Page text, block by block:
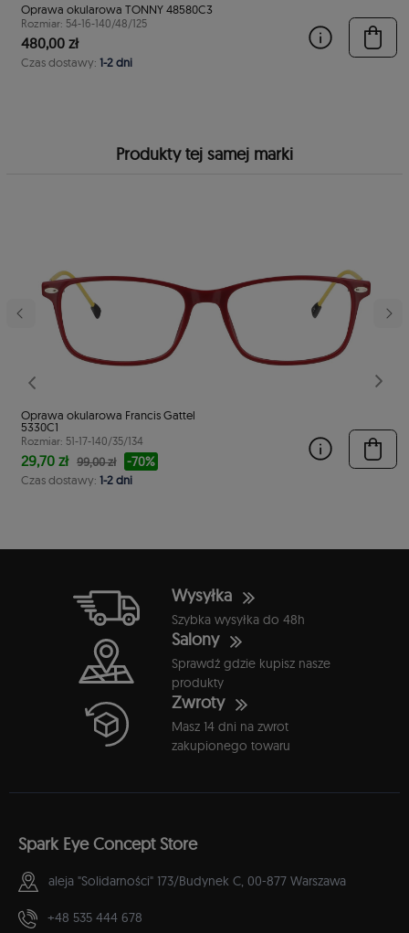
Oprawa okularowa TONNY 48580C3
Rozmiar: 54-16-140/48/125
480,00 zł
Czas dostawy: 1-2 dni
Produkty tej samej marki
Poprzedni
Oprawa okularowa Francis Gattel
5330C1
Rozmiar: 51-17-140/35/134
29,70 zł 99,00 zł -70%
Czas dostawy: 1-2 dni
Wysyłka
Szybka wysyłka do 48h
Salony
Sprawdź gdzie kupisz nasze
produkty
Zwroty
Masz 14 dni na zwrot
zakupionego towaru
Spark Eye Concept Store
aleja "Solidarności" 173/Budynek C, 00-877 Warszawa
+48 535 444 678